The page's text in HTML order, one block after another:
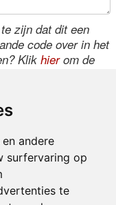
andere
surfervaring op
te
zijn dat dit een
code over in het
Klik hierom de